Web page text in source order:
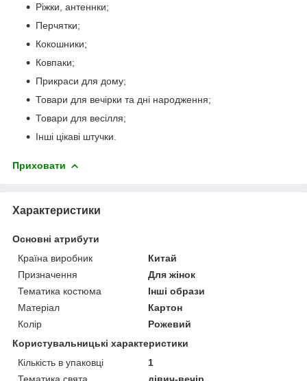
Ріжки, антеннки;
Перчятки;
Кокошники;
Ковпаки;
Прикраси для дому;
Товари для вечірки та дні народження;
Товари для весілля;
Інші цікаві штучки.
Приховати
Характеристики
Основні атрибути
Країна виробник
Китай
Призначення
Для жінок
Тематика костюма
Інші образи
Матеріал
Картон
Колір
Рожевий
Користувальницькі характеристики
Кількість в упаковці
1
Тематика свята
дівич-вечір,